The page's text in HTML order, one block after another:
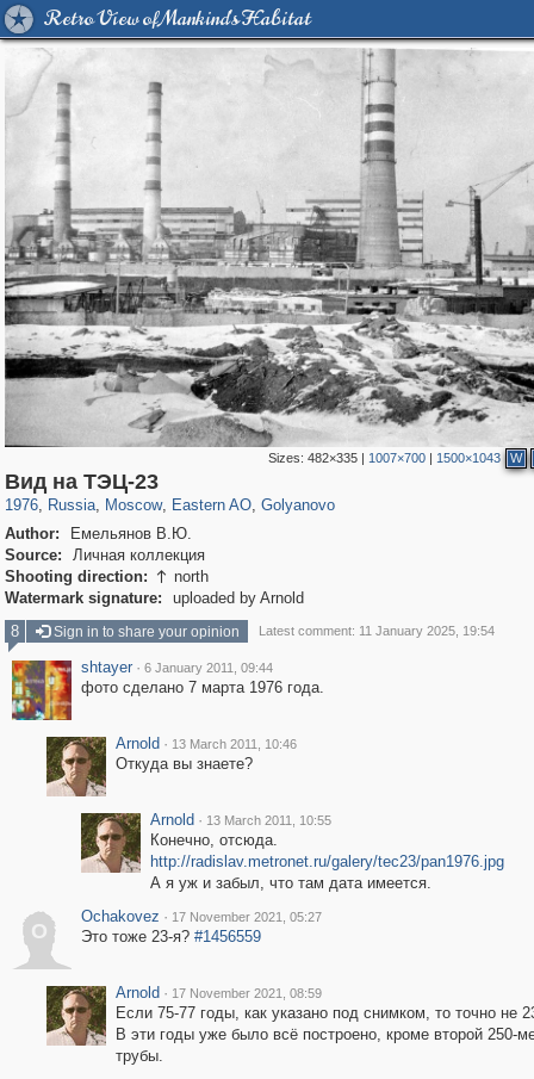
Retro View of Mankind's Habitat
Sizes: 482×335| 1007×700| 1500×1043 W
Вид на ТЭЦ-23
1976, Russia
1,406,761
, Moscow
319,864 8,286
, Eastern AO
20,939
, Golyanovo
Author:
Емельянов В.Ю.
Source:
Личная коллекция
Shooting direction:  north
Watermark signature:
uploaded by Arnold
8
Sign in to share your opinion Latest comment: 11 January 2025, 19:54
shtayer · 6 January 2011, 09:44
фото сделано 7 марта 1976 года.
Arnold · 13 March 2011, 10:46
Откуда вы знаете?
Arnold · 13 March 2011, 10:55
Конечно, отсюда.
http://radislav.metronet.ru/galery/tec23/pan1976.jpg
А я уж и забыл, что там дата имеется.
O
Ochakovez · 17 November 2021, 05:27
Это тоже 23-я? #1456559
Arnold · 17 November 2021, 08:59
Если 75-77 годы, как указано под снимком, то точно не
В эти годы уже было всё построено, кроме второй 250-
трубы.